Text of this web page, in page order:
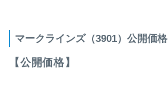
マークラインズ（3901）公開価格
【公開価格】